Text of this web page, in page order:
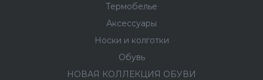
Термобелье
Аксессуары
Носки и колготки
Обувь
НОВАЯ КОЛЛЕКЦИЯ ОБУВИ